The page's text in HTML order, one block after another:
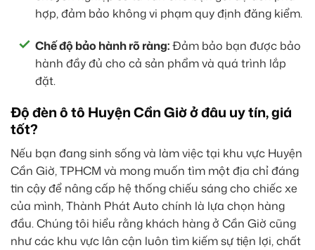
hợp, đảm bảo không vi phạm quy định đăng kiểm.
Chế độ bảo hành rõ ràng:Đảm bảo bạn được bảo
hành đầy đủ cho cả sản phẩm và quá trình lắp
đặt.
Độ đèn ô tô Huyện Cần Giờ ở đâu uy tín, giá
tốt?
Nếu bạn đang sinh sống và làm việc tại khu vực Huyện
Cần Giờ, TPHCM và mong muốn tìm một địa chỉ đáng
tin cậy để nâng cấp hệ thống chiếu sáng cho chiếc xe
của mình, Thành Phát Auto chính là lựa chọn hàng
đầu. Chúng tôi hiểu rằng khách hàng ở Cần Giờ cũng
như các khu vực lân cận luôn tìm kiếm sự tiện lợi, chất